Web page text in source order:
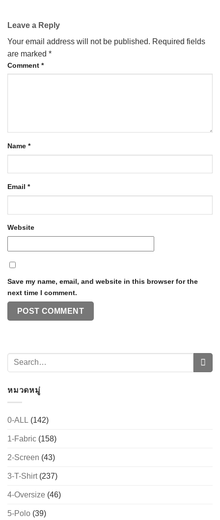
Leave a Reply
Your email address will not be published. Required fields
are marked *
Comment *
Name *
Email *
Website
Save my name, email, and website in this browser for the
next time I comment.
หมวดหมู่
0-ALL (142)
1-Fabric (158)
2-Screen (43)
3-T-Shirt(237)
4-Oversize (46)
5-Polo (39)